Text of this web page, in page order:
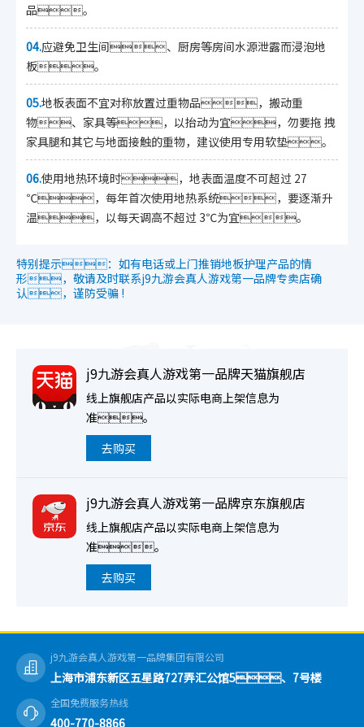
品。
04.应避免卫生间、厨房等房间水源泄露而浸泡地
板。
05.地板表面不宜对称放置过重物品，搬动重
物、家具等，以抬动为宜，勿要拖 拽
家具腿和其它与地面接触的重物，建议使用专用软垫。
06.使用地热环境时，地表面温度不可超过 27
℃，每年首次使用地热系统，要逐渐升
温，以每天调高不超过 3℃为宜。
特别提示：如有电话或上门推销地板护理产品的情
形，敬请及时联系j9九游会真人游戏第一品牌专卖店确
认，谨防受骗 !
j9九游会真人游戏第一品牌天猫旗舰店
线上旗舰店产品以实际电商上架信息为
准。
去购买
j9九游会真人游戏第一品牌京东旗舰店
线上旗舰店产品以实际电商上架信息为
准。
去购买
j9九游会真人游戏第一品牌集团有限公司
上海市浦东新区五星路727弄汇公馆5、7号楼
全国免费服务热线
400-770-8866